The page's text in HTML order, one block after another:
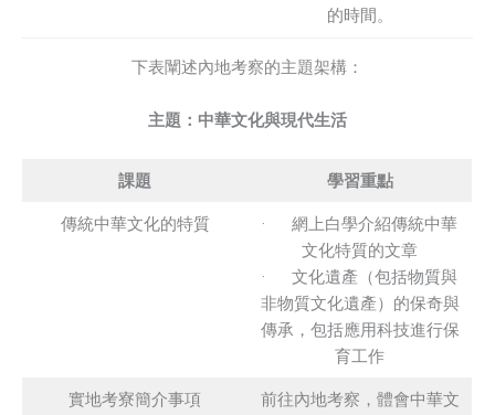
的時間。
下表闡述內地考察的主題架構：
主題：中華文化與現代生活
課題 學習重點
傳統中華文化的特質
· 網上白學介紹傳統中華
文化特質的文章
· 文化遺產（包括物質與
非物質文化遺產）的保奇與
傳承，包括應用科技進行保
育工作
實地考寮簡介事項
前往內地考察，體會中華文